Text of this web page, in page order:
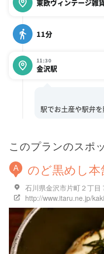
東欧ヴィンテージ雑
11分
11:30
金沢駅
このプランのスポ
A のど黒めし本
石川県金沢市片町２丁目
http://www.itaru.ne.jp/